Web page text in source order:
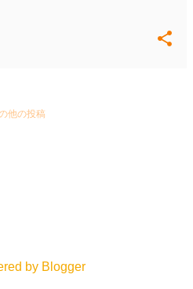
他の投稿
by Blogger